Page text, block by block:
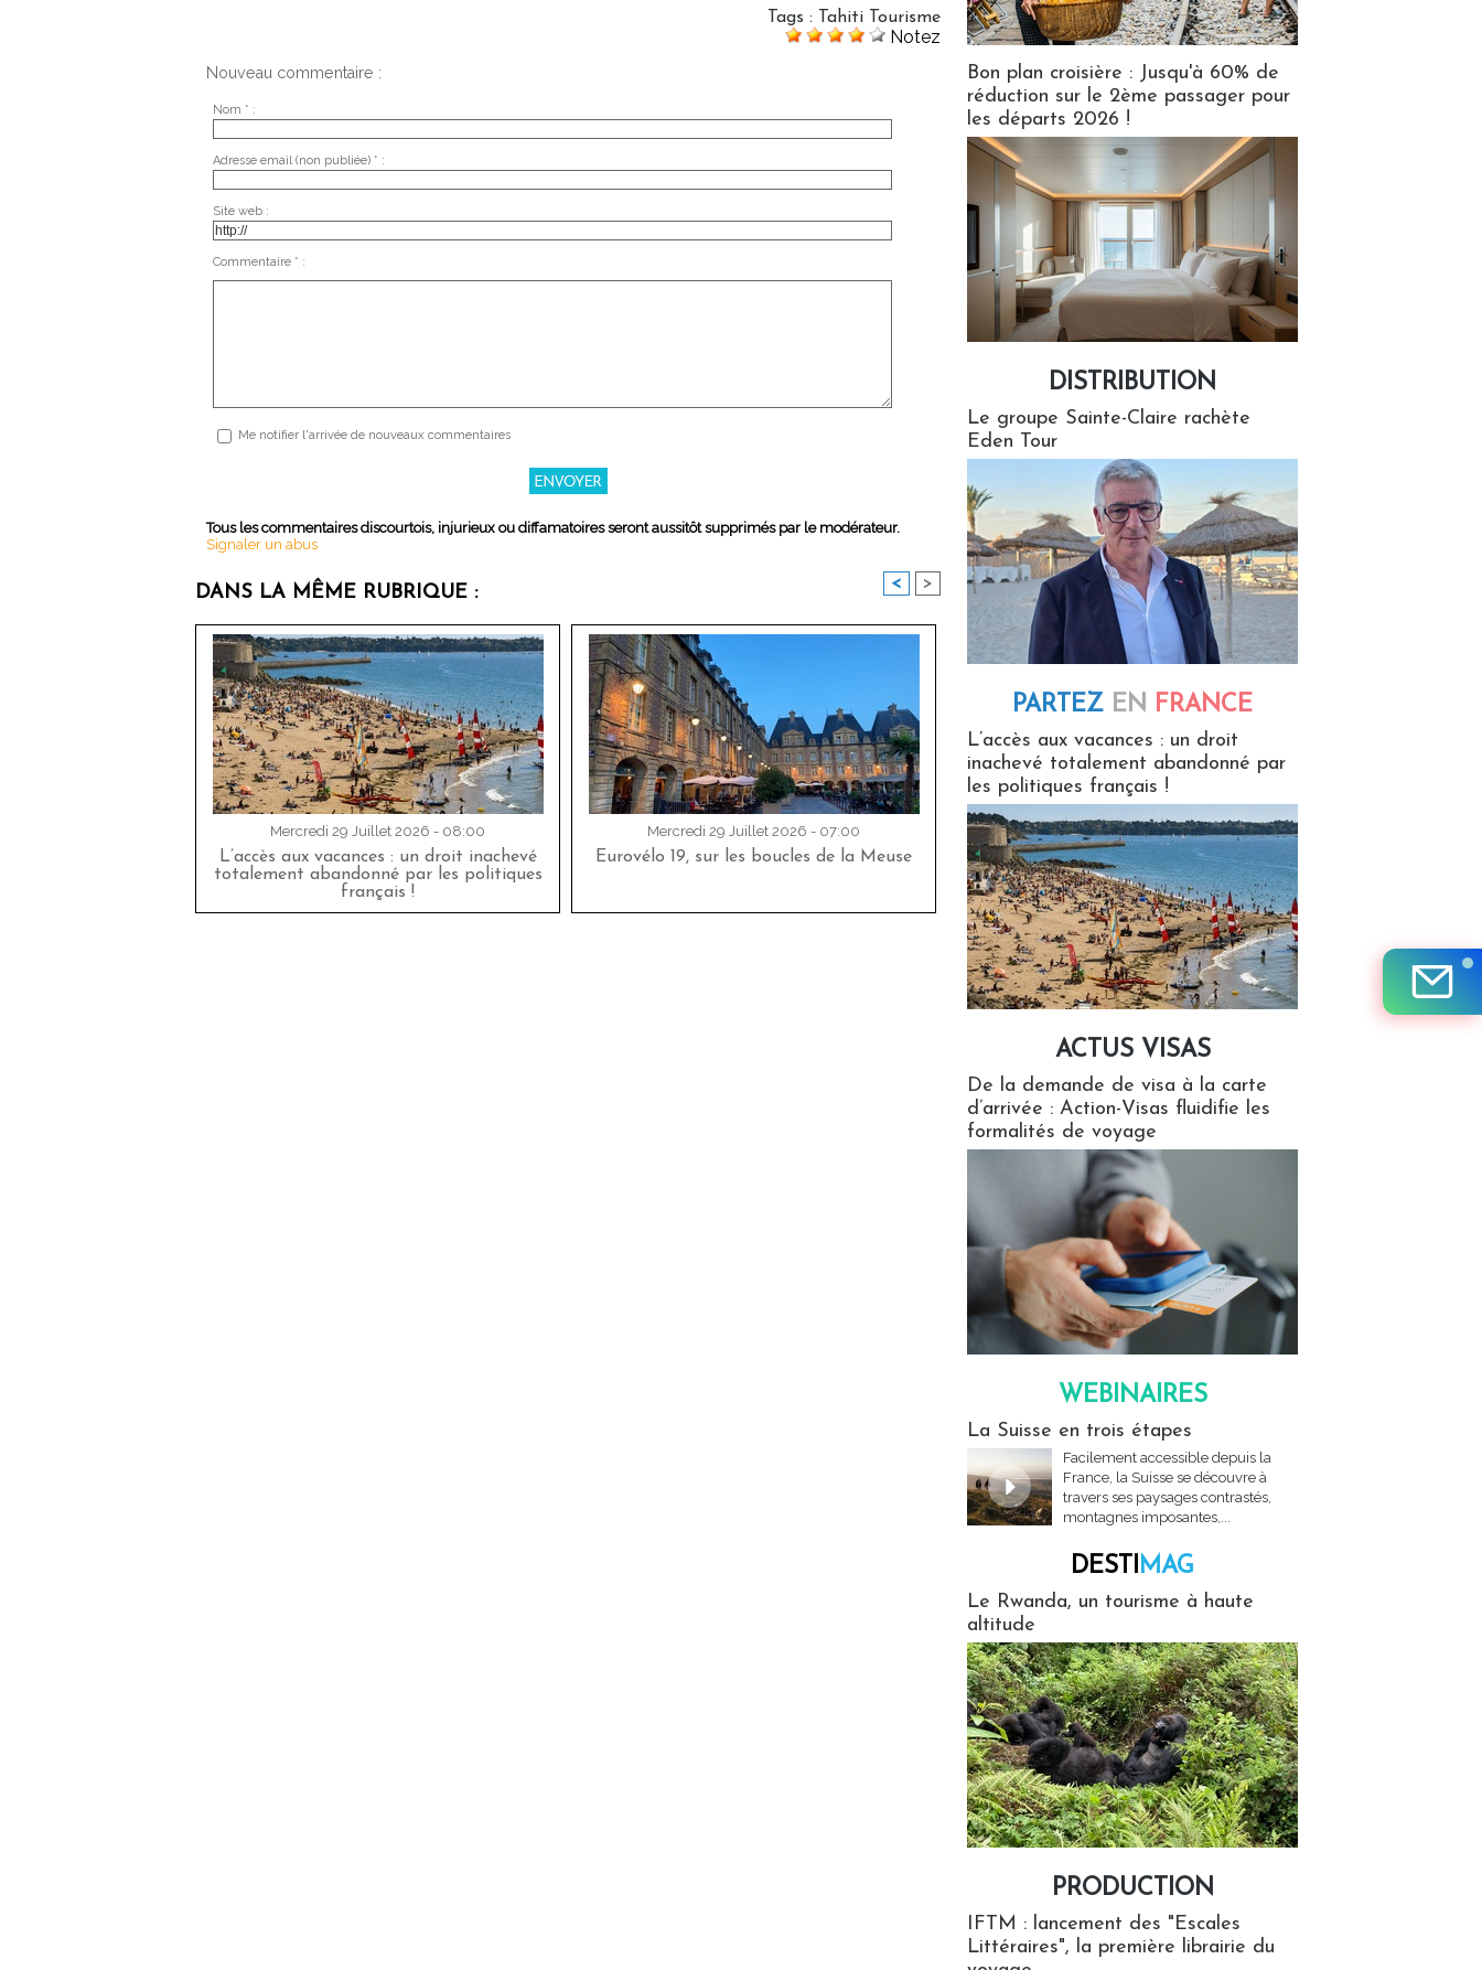
Tags : Tahiti Tourisme
Notez
Nouveau commentaire :
Nom * :
Adresse email (non publiée) * :
Site web :
Commentaire * :
Me notifier l'arrivée de nouveaux commentaires
Tous les commentaires discourtois, injurieux ou diffamatoires seront aussitôt supprimés par le modérateur.
Signaler un abus
DANS LA MÊME RUBRIQUE : < >
Mercredi 29 Juillet 2026 - 08:00
L’accès aux vacances : un droit inachevé
totalement abandonné par les politiques
français !
Mercredi 29 Juillet 2026 - 07:00
Eurovélo 19, sur les boucles de la Meuse
Bon plan croisière : Jusqu'à 60% de
réduction sur le 2ème passager pour
les départs 2026 !
DISTRIBUTION
Le groupe Sainte-Claire rachète
Eden Tour
PARTEZ EN FRANCE
L’accès aux vacances : un droit
inachevé totalement abandonné par
les politiques français !
ACTUS VISAS
De la demande de visa à la carte
d’arrivée : Action-Visas fluidifie les
formalités de voyage
WEBINAIRES
La Suisse en trois étapes
Facilement accessible depuis la
France, la Suisse se découvre à
travers ses paysages contrastés,
montagnes imposantes,...
DESTIMAG
Le Rwanda, un tourisme à haute
altitude
PRODUCTION
IFTM : lancement des "Escales
Littéraires", la première librairie du